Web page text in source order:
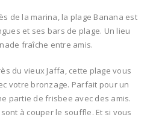
de la marina, la plage Banana est
et ses bars de plage. Un lieu
fraîche entre amis.
du vieux Jaffa, cette plage vous
votre bronzage. Parfait pour un
partie de frisbee avec des amis.
à couper le souffle. Et si vous